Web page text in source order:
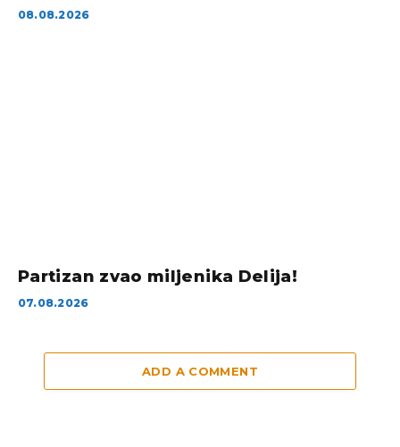
08.08.2026
Partizan zvao miljenika Delija!
07.08.2026
ADD A COMMENT